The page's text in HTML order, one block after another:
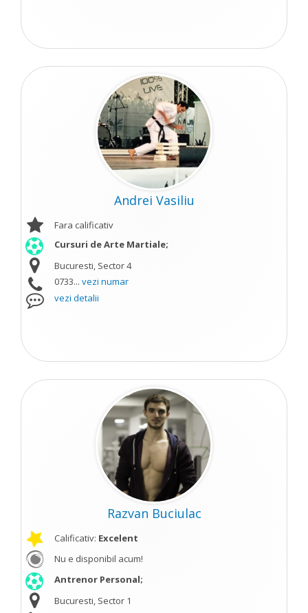
Andrei Vasiliu
Fara calificativ
Cursuri de Arte Martiale;
Bucuresti, Sector 4
0733... vezi numar
vezi detalii
Razvan Buciulac
Calificativ: Excelent
Nu e disponibil acum!
Antrenor Personal;
Bucuresti, Sector 1